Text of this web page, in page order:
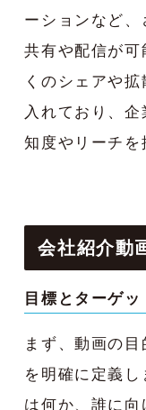
ーションなど
共有や配信が可
くのシェアや
入れており、
知度やリーチを
会社紹介動
目標とターゲ
まず、動画の
を明確に定義
は何か、誰に向